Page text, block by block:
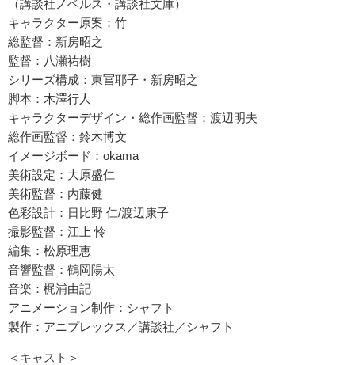
（講談社ノベルス・講談社文庫）
キャラクター原案：竹
総監督：新房昭之
監督：八瀬祐樹
シリーズ構成：東冨耶子・新房昭之
脚本：木澤行人
キャラクターデザイン・総作画監督：渡辺明夫
総作画監督：鈴木博文
イメージボード：okama
美術設定：大原盛仁
美術監督：内藤健
色彩設計：日比野 仁/渡辺康子
撮影監督：江上 怜
編集：松原理恵
音響監督：鶴岡陽太
音楽：梶浦由記
アニメーション制作：シャフト
製作：アニプレックス／講談社／シャフト
＜キャスト＞